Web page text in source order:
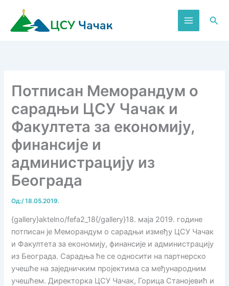
садржај
Потписан Меморандум о
сарадњи ЦСУ Чачак и
Факултета за економију,
финансије и
администрацију из
Београда
Од:/18.05.2019.
{gallery}aktelno/fefa2_18{/gallery}18. маја 2019. године
потписан је Меморандум о сарадњи између ЦСУ Чачак
и Факултета за економију, финансије и администрацију
из Београда. Сарадња ће се односити на партнерско
учешће на заједничким пројектима са међународним
учешћем. Директорка ЦСУ Чачак, Горица Станојевић и